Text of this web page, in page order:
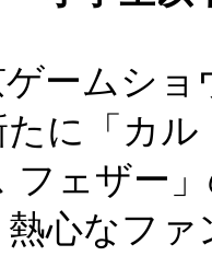
ームショ
に「カ
フェザー
心なフ